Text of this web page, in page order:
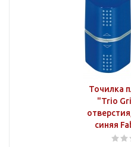
Точилка
"Trio